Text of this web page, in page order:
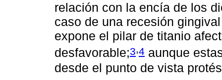
relación con la encía de los
caso de una recesión
expone el ріlar de titanio
desfavorable;3,4 aunque
desde el punto de vista